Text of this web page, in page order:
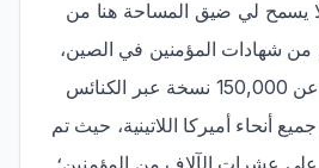
يسمح لي ضيق المساحة هنا من
من شهادات المؤمنين في الصين،
حيث تم توزيع ما يزيد عن 150,000 نسخة عبر الكنائس
أنحاء أميركا اللاتينية، حيث تم